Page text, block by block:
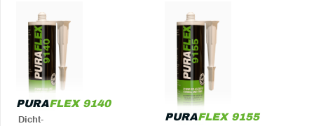
PURAFLEX 9140
Dicht-
PURAFLEX 9155